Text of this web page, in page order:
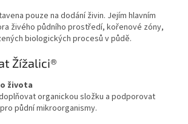
pouze na dodání živin. Jejím hlavním
živého půdního prostředí, kořenové zóny,
biologických procesů v půdě.
Žížalici®
života
organickou složku a podporovat
půdní mikroorganismy.